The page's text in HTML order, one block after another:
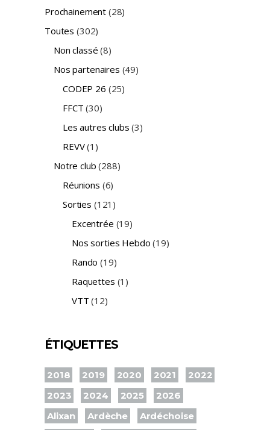
Prochainement (28)
Toutes (302)
Non classé (8)
Nos partenaires (49)
CODEP 26 (25)
FFCT (30)
Les autres clubs (3)
REVV(1)
Notre club (288)
Réunions (6)
Sorties (121)
Excentrée (19)
Nos sorties Hebdo (19)
Rando (19)
Raquettes (1)
VTT (12)
ÉTIQUETTES
2018 2019 2020 2021
2022
2023
2024 2025
2026
Alixan
Ardèche
Ardéchoise